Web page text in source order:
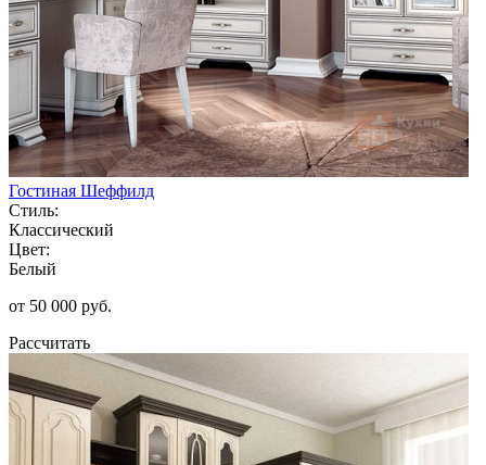
Гостиная Шеффилд
Стиль:
Классический
Цвет:
Белый
от 50 000 руб.
Рассчитать